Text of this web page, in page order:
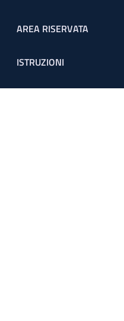
Footer menu
AREA RISERVATA
ISTRUZIONI